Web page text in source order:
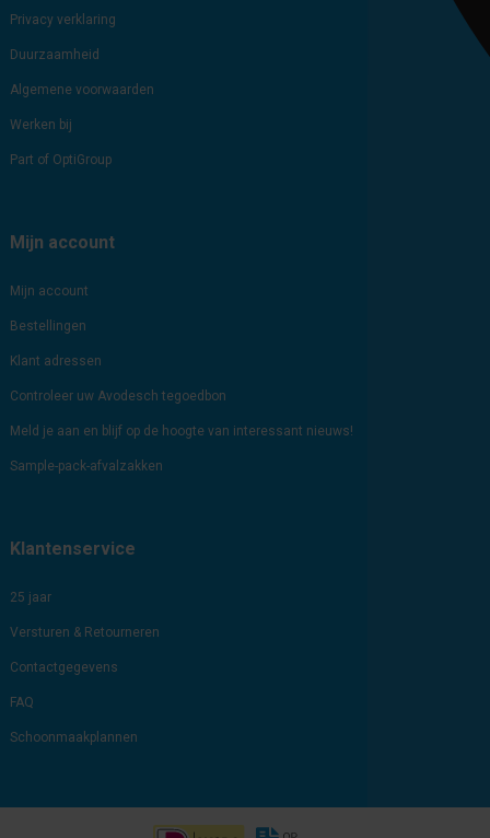
Privacy verklaring
Duurzaamheid
Algemene voorwaarden
Werken bij
Part of OptiGroup
Mijn account
Mijn account
Bestellingen
Klant adressen
Controleer uw Avodesch tegoedbon
Meld je aan en blijf op de hoogte van interessant nieuws!
Sample-pack-afvalzakken
Klantenservice
25 jaar
Versturen & Retourneren
Contactgegevens
FAQ
Schoonmaakplannen